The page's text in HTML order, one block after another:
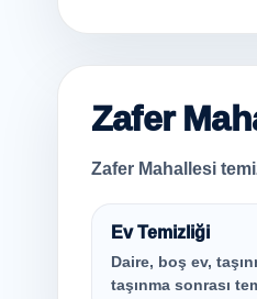
Zafer
Zafer Mahallesi
Ev Temizliği
Daire, boş ev,
taşınma sonrası